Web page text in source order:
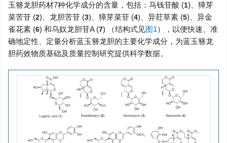
玉簪龙胆药材7种化学成分的含量，包括：马钱苷酸 (1)、獐芽
菜苦苷 (2)、龙胆苦苷 (3)、獐芽菜苷 (4)、异荭草素 (5)、异金
雀花素 (6) 和乌奴龙胆苷A (7) （结构式见图1），以便快速、准
确地定性、定量分析蓝玉簪龙胆的主要化学成分，为蓝玉簪龙
胆药效物质基础及质量控制研究提供科学数据。